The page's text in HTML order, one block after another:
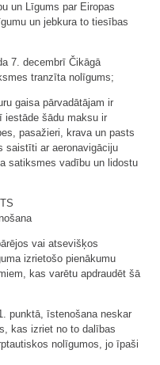
un Līgums par Eiropas
un jebkura to tiesības
7. decembrī Čikāgā
tranzīta nolīgums;
gaisa pārvadātājam ir
iestāde šādu maksu ir
pasažieri, krava un pasts
saistīti ar aeronavigāciju
satiksmes vadību un lidostu
vai atsevišķos
izrietošo pienākumu
kas varētu apdraudēt šā
punktā, īstenošana neskar
kas izriet no to dalības
nolīgumos, jo īpaši